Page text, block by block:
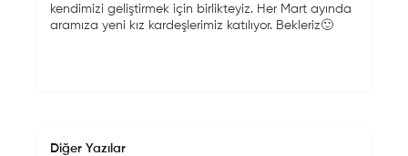
kendimizi geliştirmek için birlikteyiz. Her Mart ayında
aramıza yeni kız kardeşlerimiz katılıyor. Bekleriz🙂
Diğer Yazılar